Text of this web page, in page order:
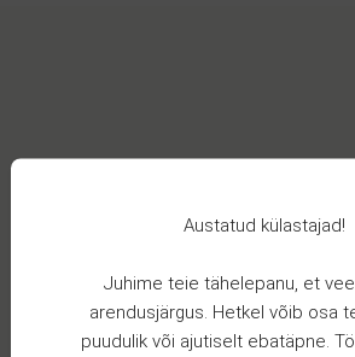
Austatud külastajad!
Juhime teie tähelepanu, et
arendusjärgus. Hetkel võib osa
puudulik või ajutiselt ebatäpne.